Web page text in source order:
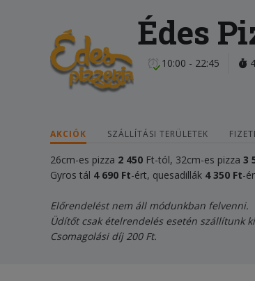
Édes
10:00 - 22:45
AKCIÓK SZÁLLÍTÁSI TERÜLETEK
26cm-es pizza 2 450 Ft-tól, 32cm-es pizza 3
Gyros tál 4 690 Ft-ért, quesadillák 4350 Ft-
Előrendelést nem áll módunkban felvenni.
Üdítőt csak ételrendelés esetén szállítunk
Csomagolási díj 200 Ft.